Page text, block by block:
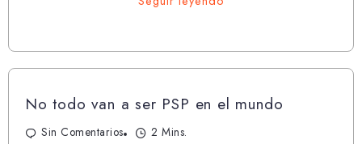
No todo van a ser PSP en el mundo
Sin Comentarios
2 Mins.